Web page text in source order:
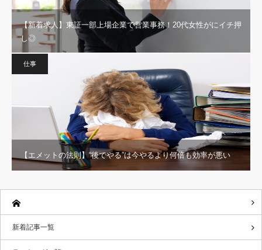
【新着求人】東証一部上場企業で営業事務！20代女性がにイチ押
し◎
仕事
【エメットの法則】“後でやる”は今やるより何倍も効率が悪い
新着記事一覧